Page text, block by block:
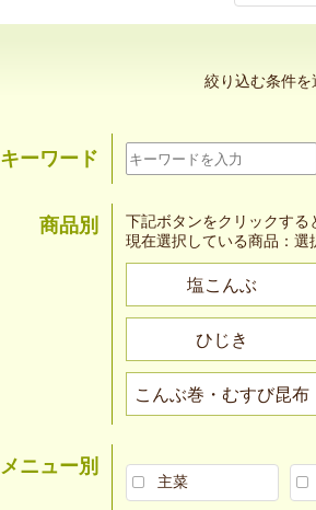
絞り込む条件を
キーワード
商品別
下記ボタンをクリックする
現在選択している商品： 選
塩こんぶ
ひじき
こんぶ巻・むすび昆布
メニュー別
主菜